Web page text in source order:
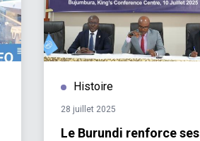
Histoire
28 juillet 2025
Le Burundi renforce ses